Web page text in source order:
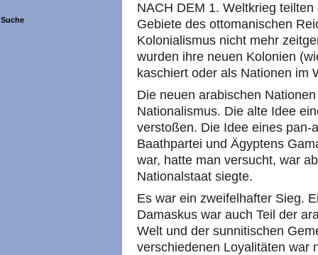
Suche
NACH DEM 1. Weltkrieg
Gebiete des ottomanischen
Kolonialismus nicht mehr
wurden ihre neuen Kolonien
kaschiert oder als Nationen im
Die neuen arabischen
Nationalismus. Die alte Idee
verstoßen. Die Idee eines pan-
Baathpartei und Ägyptens
war, hatte man versucht, war
Nationalstaat siegte.
Es war ein zweifelhafter Sieg.
Damaskus war auch Teil der
Welt und der sunnitischen
verschiedenen Loyalitäten war